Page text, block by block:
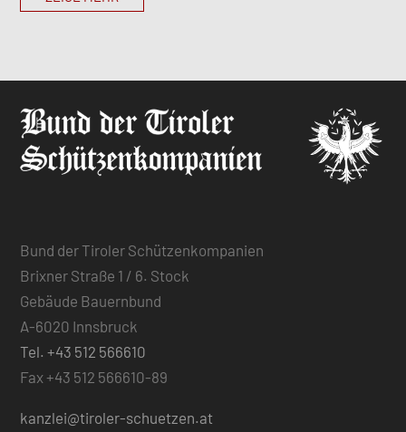
Bund der Tiroler Schützenkompanien
Brixner Straße 1 / 6. Stock
Gebäude Bauernbund
A-6020 Innsbruck
Tel. +43 512 566610
Fax +43 512 566610-89
kanzlei@tiroler-schuetzen.at